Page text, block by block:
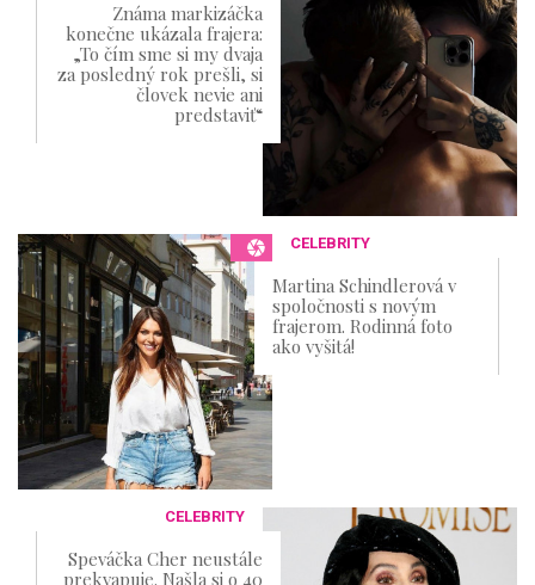
Známa markizáčka
konečne ukázala frajera:
„To čím sme si my dvaja
za posledný rok prešli, si
človek nevie ani
predstaviť“
CELEBRITY
Martina Schindlerová v
spoločnosti s novým
frajerom. Rodinná foto
ako vyšitá!
CELEBRITY
Speváčka Cher neustále
prekvapuje. Našla si o 40